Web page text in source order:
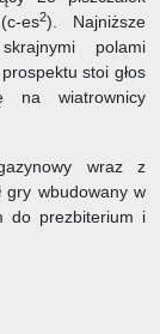
es2). Najniższe
polami
stoi głos
na wiatrownicy
wraz z
gry wbudowany w
do prezbiterium i